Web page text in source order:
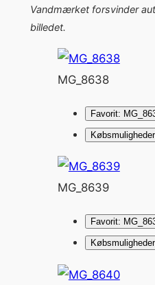
Vandmærket forsvinder
billedet.
MG_8638
Favorit:
MG_8639
Favorit: